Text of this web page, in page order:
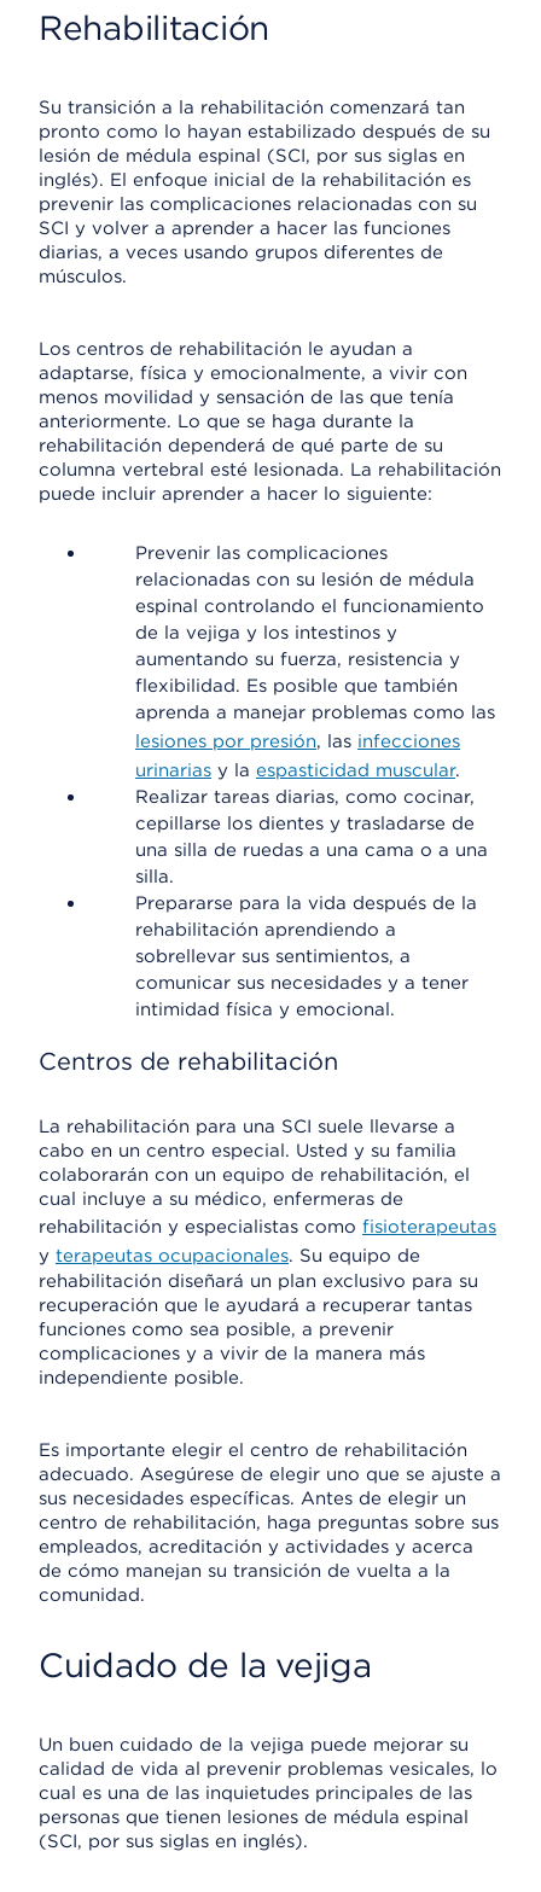
Rehabilitación
Su transición a la rehabilitación comenzará tan
pronto como lo hayan estabilizado después de su
lesión de médula espinal (SCI, por sus siglas en
inglés). El enfoque inicial de la rehabilitación es
prevenir las complicaciones relacionadas con su
SCI y volver a aprender a hacer las funciones
diarias, a veces usando grupos diferentes de
músculos.
Los centros de rehabilitación le ayudan a
adaptarse, física y emocionalmente, a vivir con
menos movilidad y sensación de las que tenía
anteriormente. Lo que se haga durante la
rehabilitación dependerá de qué parte de su
columna vertebral esté lesionada. La rehabilitación
puede incluir aprender a hacer lo siguiente:
Prevenir las complicaciones
relacionadas con su lesión de médula
espinal controlando el funcionamiento
de la vejiga y los intestinos y
aumentando su fuerza, resistencia y
flexibilidad. Es posible que también
aprenda a manejar problemas como las
lesiones por presión, las infecciones
urinarias y la espasticidad muscular.
Realizar tareas diarias, como cocinar,
cepillarse los dientes y trasladarse de
una silla de ruedas a una cama o a una
silla.
Prepararse para la vida después de la
rehabilitación aprendiendo a
sobrellevar sus sentimientos, a
comunicar sus necesidades y a tener
intimidad física y emocional.
Centros de rehabilitación
La rehabilitación para una SCI suele llevarse a
cabo en un centro especial. Usted y su familia
colaborarán con un equipo de rehabilitación, el
cual incluye a su médico, enfermeras de
rehabilitación y especialistas como fisioterapeutas
y terapeutas ocupacionales. Su equipo de
rehabilitación diseñará un plan exclusivo para su
recuperación que le ayudará a recuperar tantas
funciones como sea posible, a prevenir
complicaciones y a vivir de la manera más
independiente posible.
Es importante elegir el centro de rehabilitación
adecuado. Asegúrese de elegir uno que se ajuste a
sus necesidades específicas. Antes de elegir un
centro de rehabilitación, haga preguntas sobre sus
empleados, acreditación y actividades y acerca
de cómo manejan su transición de vuelta a la
comunidad.
Cuidado de la vejiga
Un buen cuidado de la vejiga puede mejorar su
calidad de vida al prevenir problemas vesicales, lo
cual es una de las inquietudes principales de las
personas que tienen lesiones de médula espinal
(SCI, por sus siglas en inglés).